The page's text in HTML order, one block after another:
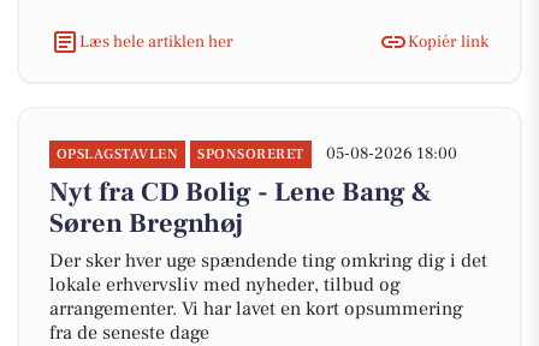
Læs hele artiklen her Kopiér link
OPSLAGSTAVLEN SPONSORERET 05-08-2026 18:00
Nyt fra CD Bolig - Lene Bang &
Søren Bregnhøj
Der sker hver uge spændende ting omkring dig i det
lokale erhvervsliv med nyheder, tilbud og
arrangementer. Vi har lavet en kort opsummering
fra de seneste dage